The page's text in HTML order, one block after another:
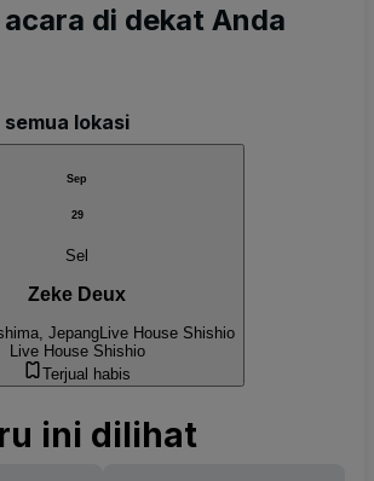
di dekat Anda
semua lokasi
Sep
29
Sel
Zeke Deux
JepangLive House Shishio
Live House Shishio
Terjual habis
ini dilihat